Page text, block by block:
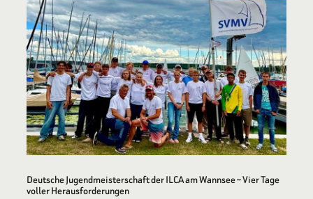
Deutsche Jugendmeisterschaft der ILCA am Wannsee – Vier Tage
voller Herausforderungen